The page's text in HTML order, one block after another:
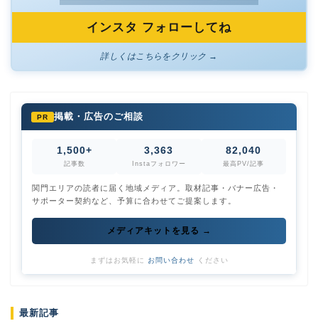
インスタ フォローしてね
詳しくはこちらをクリック →
PR 掲載・広告のご相談
1,500+
記事数
3,363
Instaフォロワー
82,040
最高PV/記事
関門エリアの読者に届く地域メディア。取材記事・バナー広告・
サポーター契約など、予算に合わせてご提案します。
メディアキットを見る →
まずはお気軽に お問い合わせ ください
最新記事